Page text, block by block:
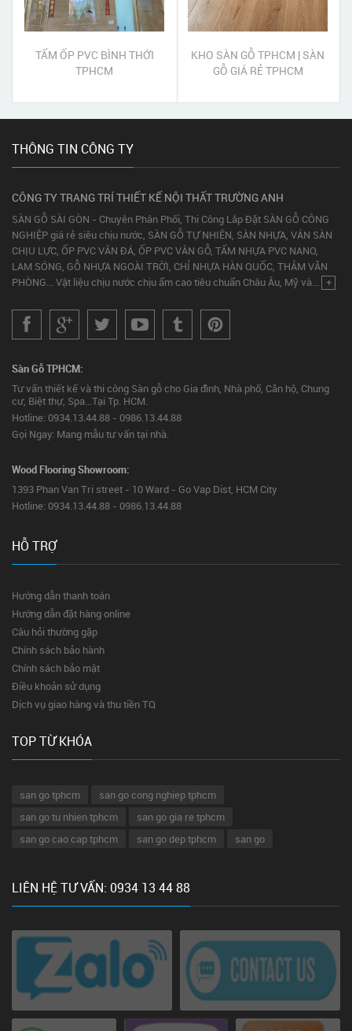
TẤM ỐP PVC BÌNH THỚI
TPHCM
KHO SÀN GỖ TPHCM | SÀN
GỖ GIÁ RẺ TPHCM
THÔNG TIN CÔNG TY
CÔNG TY TRANG TRÍ THIẾT KẾ NỘI THẤT TRƯỜNG ANH
SÀN GỖ SÀI GÒN - Chuyên Phân Phối, Thi Công Lắp Đặt SÀN GỖ CÔNG
NGHIỆP giá rẻ siêu chịu nước, SÀN GỖ TỰ NHIÊN, SÀN NHỰA, VÁN SÀN
CHỊU LỰC, ỐP PVC VÂN ĐÁ, ỐP PVC VÂN GỖ, TẤM NHỰA PVC NANO,
LAM SÓNG, GỖ NHỰA NGOÀI TRỜI, CHỈ NHỰA HÀN QUỐC, THẢM VĂN
PHÒNG... Vật liệu chịu nước chịu ẩm cao tiêu chuẩn Châu Âu, Mỹ và... +
Sàn Gỗ TPHCM:
Tư vấn thiết kế và thi công Sàn gỗ cho Gia đình, Nhà phố, Căn hộ, Chung
cư, Biệt thự, Spa...Tại Tp. HCM.
Hotline: 0934.13.44.88 - 0986.13.44.88
Gọi Ngay: Mang mẫu tư vấn tại nhà.
Wood Flooring Showroom:
1393 Phan Van Tri street - 10 Ward - Go Vap Dist, HCM City
Hotline: 0934.13.44.88 - 0986.13.44.88
HỖ TRỢ
Hướng dẫn thanh toán
Hướng dẫn đặt hàng online
Câu hỏi thường gặp
Chính sách bảo hành
Chính sách bảo mật
Điều khoản sử dụng
Dịch vụ giao hàng và thu tiền TQ
TOP TỪ KHÓA
san go tphcm
san go cong nghiep tphcm
san go tu nhien tphcm
san go gia re tphcm
san go cao cap tphcm
san go dep tphcm san go
LIÊN HỆ TƯ VẤN: 0934 13 44 88